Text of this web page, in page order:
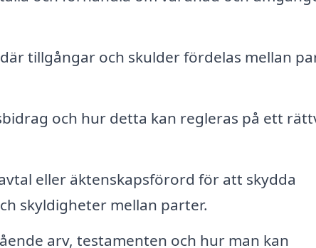
tillgångar och skulder fördelas mellan
och hur detta kan regleras på ett
eller äktenskapsförord för att skydda
skyldigheter mellan parter.
arv, testamenten och hur man kan